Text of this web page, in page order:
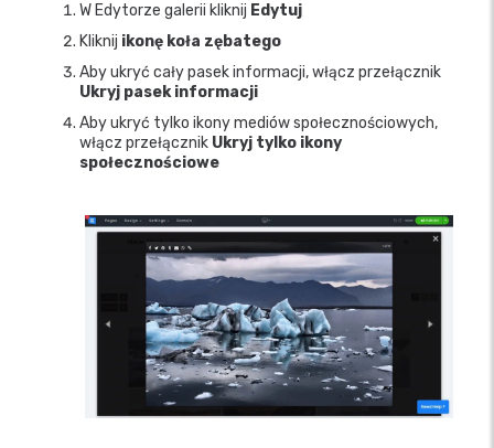
W Edytorze galerii kliknij Edytuj
Kliknij ikonę koła zębatego
Aby ukryć cały pasek informacji, włącz przełącznik
Ukryj pasek informacji
Aby ukryć tylko ikony mediów społecznościowych,
włącz przełącznik Ukryj tylko ikony
społecznościowe